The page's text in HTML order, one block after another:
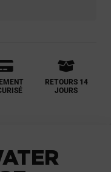
RETOURS 14
JOURS